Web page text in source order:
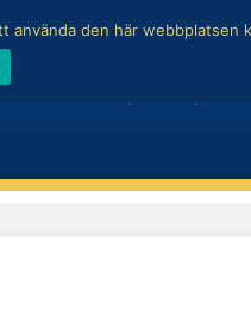
den här webbplatsen